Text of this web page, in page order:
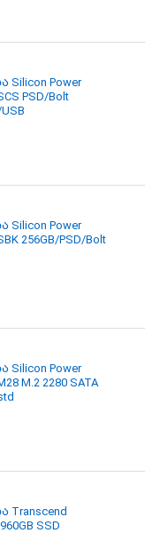
Silicon Power
PSD/Bolt
Silicon Power
256GB/PSD/Bolt
Silicon Power
M.2 2280 SATA
Transcend
SSD